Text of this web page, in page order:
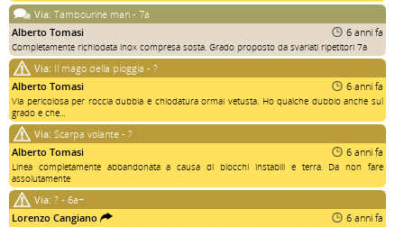
Via: Tambourine man - 7a
Alberto Tomasi
6 anni fa
Completamente richiodata inox compresa sosta. Grado proposto da svariati ripetitori 7a
Via: Il mago della pioggia - ?
Alberto Tomasi
6 anni fa
Via pericolosa per roccia dubbia e chiodatura ormai vetusta. Ho qualche dubbio anche sul
grado e che...
Via: Scarpa volante - ?
Alberto Tomasi
6 anni fa
Linea completamente abbandonata a causa di blocchi instabili e terra. Da non fare
assolutamente
Via: ? - 6a+
Lorenzo Cangiano
6 anni fa